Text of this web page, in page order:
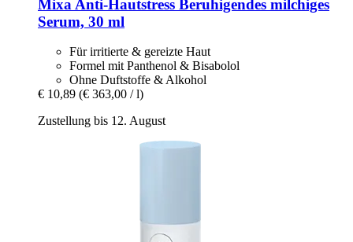
Mixa Anti-​Hautstress Beruhigendes milchiges
Serum, 30 ml
Für irritierte & gereizte Haut
Formel mit Panthenol & Bisabolol
Ohne Duftstoffe & Alkohol
€ 10,89 (€ 363,00 / l)
Zustellung bis 12. August